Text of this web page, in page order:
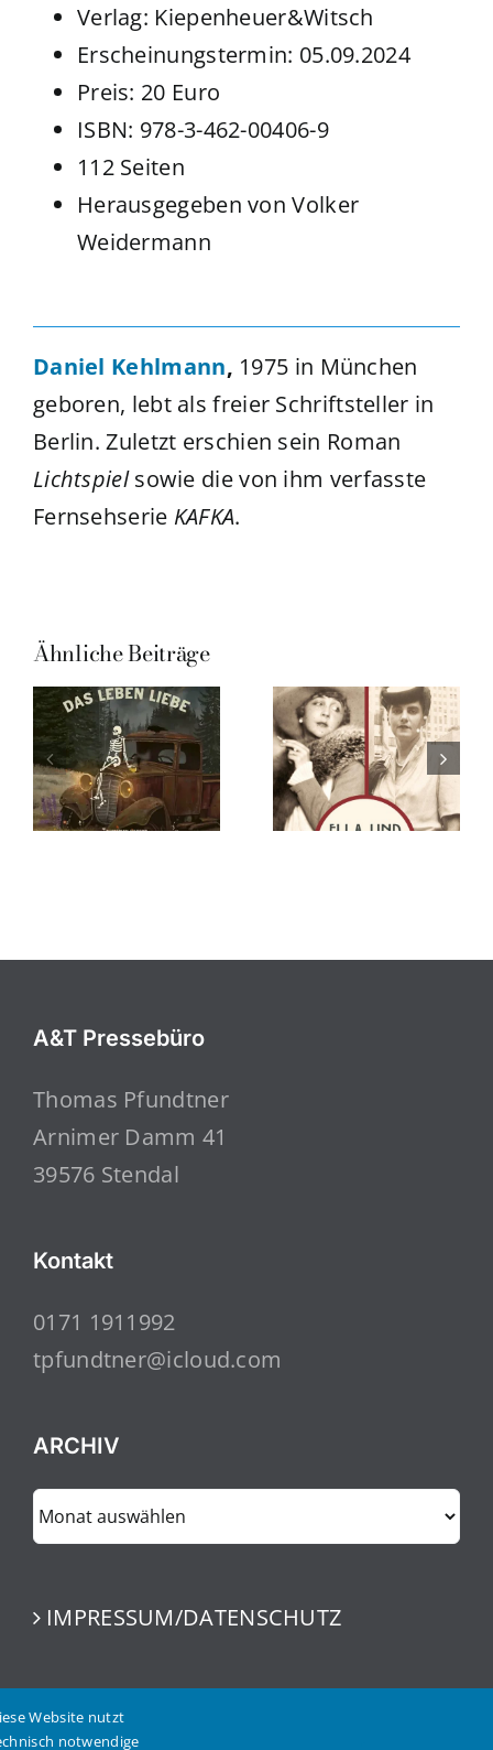
Verlag: Kiepenheuer&Witsch
Erscheinungstermin: 05.09.2024
Preis: 20 Euro
ISBN: 978-3-462-00406-9
112 Seiten
Herausgegeben von Volker
Weidermann
Daniel Kehlmann, 1975 in München
geboren, lebt als freier Schriftsteller in
Berlin. Zuletzt erschien sein Roman
Lichtspielsowie die von ihm verfasste
Fernsehserie KAFKA.
Ähnliche Beiträge
A&T Pressebüro
Thomas Pfundtner
Arnimer Damm 41
39576 Stendal
Kontakt
0171 1911992
tpfundtner@icloud.com
ARCHIV
ARCHIV
IMPRESSUM/DATENSCHUTZ
Website nutzt
notwendige